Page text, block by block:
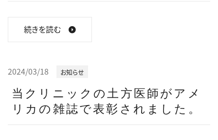
続きを読む
お知らせ
当クリニックの土方医師がアメ
リカの雑誌で表彰されました。
2024/03/18